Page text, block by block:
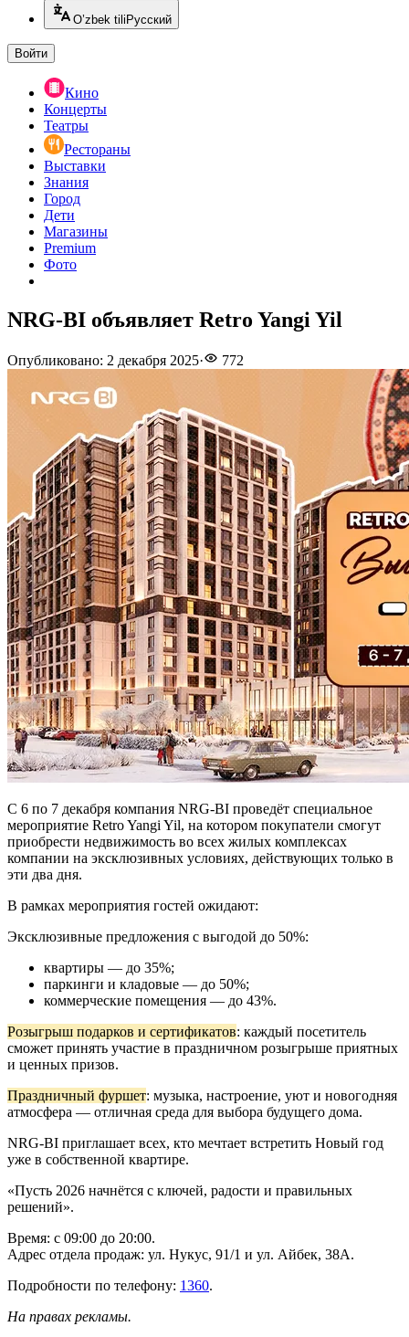
O’zbek tili Русский
Войти
Кино
Концерты
Театры
Рестораны
Выставки
Знания
Город
Дети
Магазины
Premium
Фото
NRG-BI объявляет Retro Yangi Yil
Опубликовано: 2 декабря 2025· 772
С 6 по 7 декабря компания NRG-BI проведёт специальное
мероприятие Retro Yangi Yil, на котором покупатели смогут
приобрести недвижимость во всех жилых комплексах
компании на эксклюзивных условиях, действующих только в
эти два дня.
В рамках мероприятия гостей ожидают:
Эксклюзивные предложения с выгодой до 50%:
квартиры — до 35%;
паркинги и кладовые — до 50%;
коммерческие помещения — до 43%.
Розыгрыш подарков и сертификатов: каждый посетитель
сможет принять участие в праздничном розыгрыше приятных
и ценных призов.
Праздничный фуршет: музыка, настроение, уют и новогодняя
атмосфера — отличная среда для выбора будущего дома.
NRG-BI приглашает всех, кто мечтает встретить Новый год
уже в собственной квартире.
«Пусть 2026 начнётся с ключей, радости и правильных
решений».
Время: с 09:00 до 20:00.
Адрес отдела продаж: ул. Нукус, 91/1 и ул. Айбек, 38А.
Подробности по телефону: 1360.
На правах рекламы.